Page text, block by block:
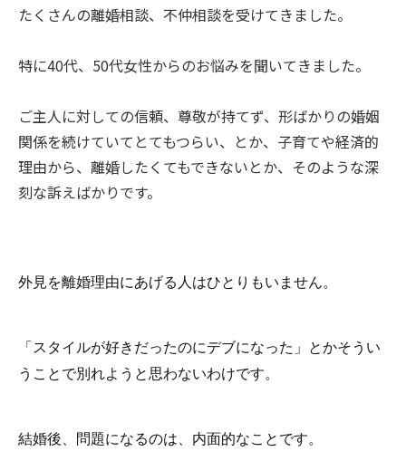
たくさんの離婚相談、不仲相談を受けてきました。
特に40代、50代女性からのお悩みを聞いてきました。
ご主人に対しての信頼、尊敬が持てず、形ばかりの婚姻
関係を続けていてとてもつらい、とか、子育てや経済的
理由から、離婚したくてもできないとか、そのような深
刻な訴えばかりです。
外見を離婚理由にあげる人はひとりもいません。
「スタイルが好きだったのにデブになった」とかそうい
うことで別れようと思わないわけです。
結婚後、問題になるのは、内面的なことです。